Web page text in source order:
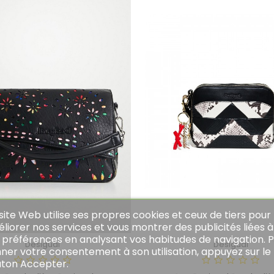
Web utilise ses propres cookies et ceux de tiers pour
nos services et vous montrer des publicités liées à
en analysant vos habitudes de navigation.
votre consentement à son utilisation, appuyez sur le
Accepter.
Desigual Desigual